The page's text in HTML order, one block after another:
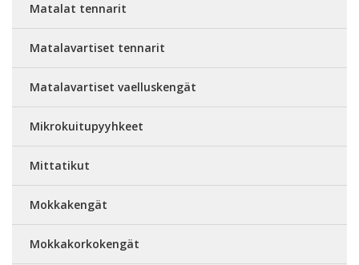
Matalat tennarit
Matalavartiset tennarit
Matalavartiset vaelluskengät
Mikrokuitupyyhkeet
Mittatikut
Mokkakengät
Mokkakorkokengät